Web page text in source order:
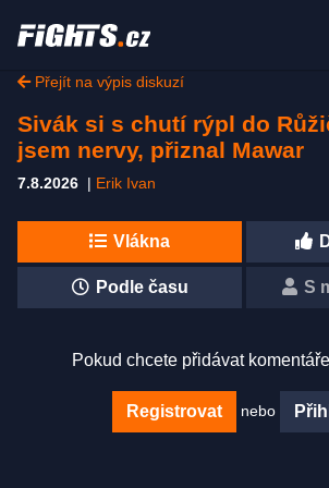
Přejít na výpis diskuzí
Sivák si s chutí rýpl do
jsem nervy, přiznal Mawar
7.8.2026 | Erik Ivan
Vlákna
Podle času S
Pokud chcete přidávat
Registrovat nebo